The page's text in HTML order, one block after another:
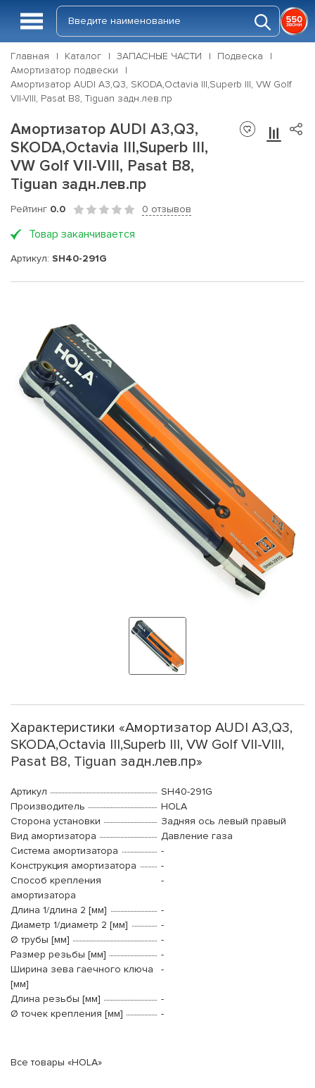
Главная Каталог ЗАПАСНЫЕ ЧАСТИ
Подвеска
Амортизатор подвески
Амортизатор AUDI A3,Q3, SKODA,Octavia III,Superb III, VW Golf
VII-VIII, Pasat B8, Tiguan задн.лев.пр
Амортизатор AUDI A3,Q3,
SKODA,Octavia III,Superb III,
VW Golf VII-VIII, Pasat B8,
Tiguan задн.лев.пр
Рейтинг 0.0 0 отзывов
Товар заканчивается
Артикул: SH40-291G
Характеристики «Амортизатор AUDI A3,Q3,
SKODA,Octavia III,Superb III, VW Golf VII-VIII,
Pasat B8, Tiguan задн.лев.пр»
Артикул
SH40-291G
Производитель
HOLA
Сторона установки
Задняя ось левый правый
Вид амортизатора
Давление газа
Система амортизатора
-
Конструкция амортизатора
-
Способ крепления
амортизатора
-
Длина 1/длина 2 [мм]
-
Диаметр 1/диаметр 2 [мм]
-
Ø трубы [мм]
-
Размер резьбы [мм]
-
Ширина зева гаечного ключа
[мм]
-
Длина резьбы [мм]
-
Ø точек крепления [мм]
-
Все товары «HOLA»